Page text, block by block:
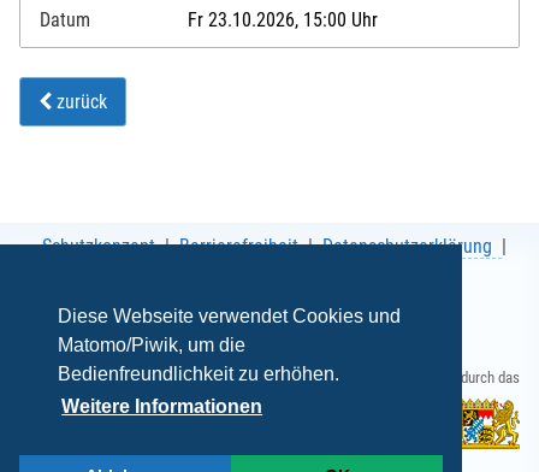
Diese Webseite verwendet Cookies und
Matomo/Piwik, um die
Bedienfreundlichkeit zu erhöhen.
Weitere Informationen
Datum Fr 23.10.2026, 15:00 Uhr
zurück
Schutzkonzept Barrierefreiheit
Datenschutzerklärung
Gefördert durch das